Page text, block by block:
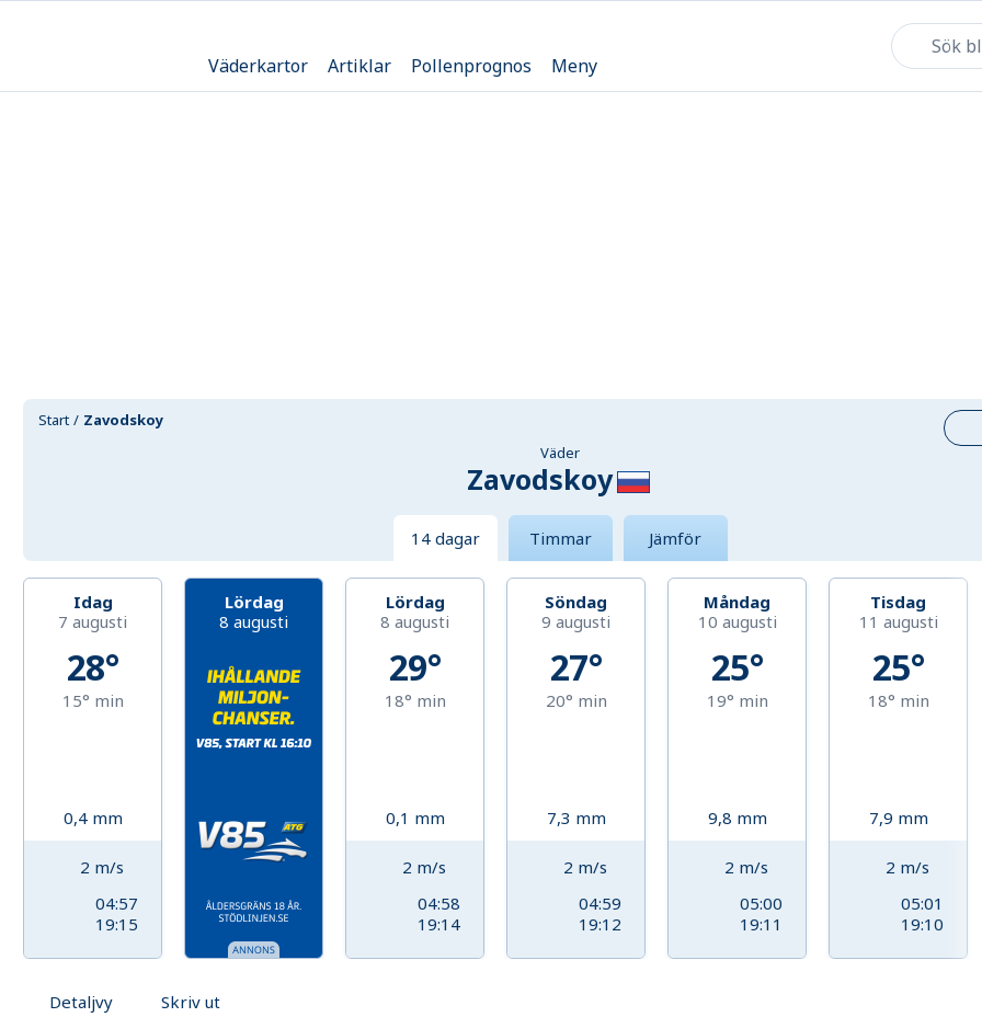
Väderkartor Artiklar Pollenprognos Meny
Start
Zavodskoy
Väder
Zavodskoy
14 dagar Timmar Jämför
Idag
7 augusti
28°
15° min
0,4 mm
2 m/s
04:57
19:15
Lördag
8 augusti
Lördag
8 augusti
29°
18° min
0,1 mm
2 m/s
04:58
19:14
Söndag
9 augusti
27°
20° min
7,3 mm
2 m/s
04:59
19:12
Måndag
10 augusti
25°
19° min
9,8 mm
2 m/s
05:00
19:11
Tisdag
11 augusti
25°
18° min
7,9 mm
2 m/s
05:01
19:10
Detaljvy Skriv ut